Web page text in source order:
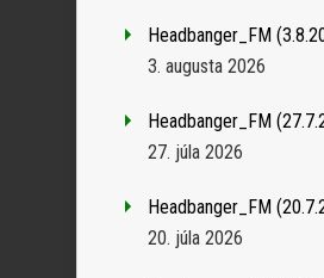
Headbanger_FM
3. augusta 2026
Headbanger_FM
27. júla 2026
Headbanger_FM
20. júla 2026